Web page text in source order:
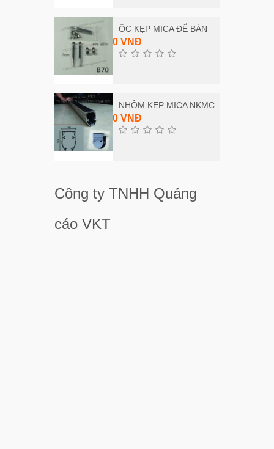
ỐC KẸP MICA ĐỂ BÀN
0 VNĐ
NHÔM KẸP MICA NKMC
0 VNĐ
Công ty TNHH Quảng
cáo VKT